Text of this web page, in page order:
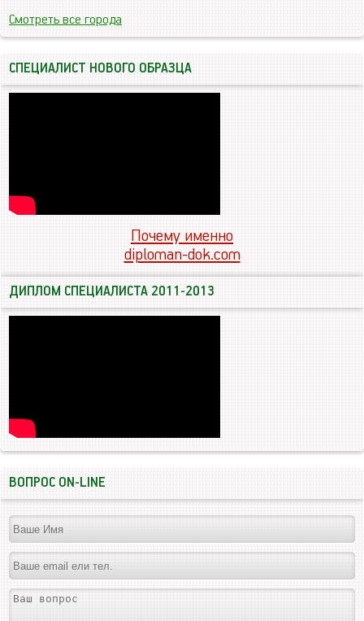
Смотреть все города
СПЕЦИАЛИСТ НОВОГО ОБРАЗЦА
Почему именно
diploman-dok.com
ДИПЛОМ СПЕЦИАЛИСТА 2011-2013
ВОПРОС ON-LINE